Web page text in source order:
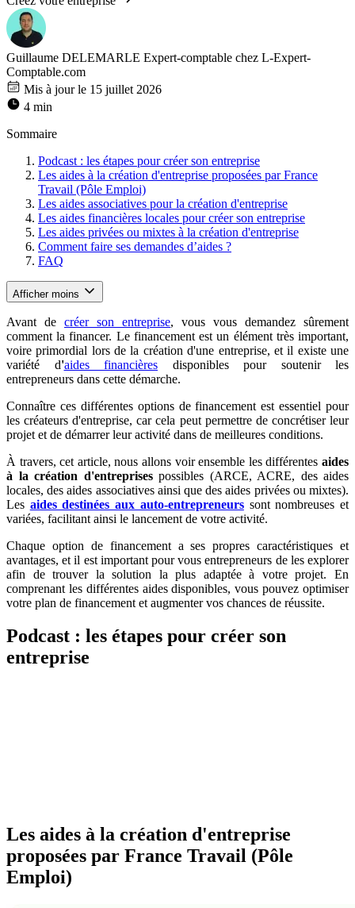
Guillaume DELEMARLE Expert-comptable chez L-Expert-
Comptable.com
Mis à jour le 15 juillet 2026
4 min
Sommaire
Podcast : les étapes pour créer son entreprise
Les aides à la création d'entreprise proposées par France
Travail (Pôle Emploi)
Les aides associatives pour la création d'entreprise
Les aides financières locales pour créer son entreprise
Les aides privées ou mixtes à la création d'entreprise
Comment faire ses demandes d’aides ?
FAQ
Afficher moins
Avant de créer son entreprise, vous vous demandez sûrement
comment la financer. Le financement est un élément très important,
voire primordial lors de la création d'une entreprise, et il existe une
variété d'aides financières disponibles pour soutenir les
entrepreneurs dans cette démarche.
Connaître ces différentes options de financement est essentiel pour
les créateurs d'entreprise, car cela peut permettre de concrétiser leur
projet et de démarrer leur activité dans de meilleures conditions.
À travers, cet article, nous allons voir ensemble les différentes aides
à la création d'entreprises possibles (ARCE, ACRE, des aides
locales, des aides associatives ainsi que des aides privées ou mixtes).
Les aides destinées aux auto-entrepreneurssont nombreuses et
variées, facilitant ainsi le lancement de votre activité.
Chaque option de financement a ses propres caractéristiques et
avantages, et il est important pour vous entrepreneurs de les explorer
afin de trouver la solution la plus adaptée à votre projet. En
comprenant les différentes aides disponibles, vous pouvez optimiser
votre plan de financement et augmenter vos chances de réussite.
Podcast : les étapes pour créer son
entreprise
Les aides à la création d'entreprise
proposées par France Travail (Pôle
Emploi)